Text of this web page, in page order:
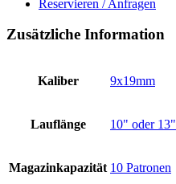
Reservieren / Anfragen
Zusätzliche Information
Kaliber 9x19mm
Lauflänge 10" oder 13"
Magazinkapazität 10 Patronen